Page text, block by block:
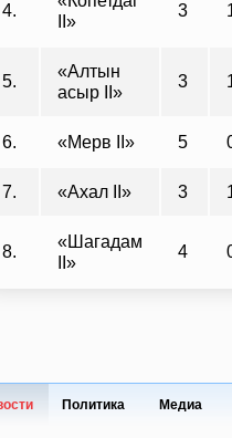
4.
II»
3
5.
«Алтын
асыр II»
3
6. «Мерв II» 5
7. «Ахал II» 3
8.
«Шагадам
II»
4
Политика Медиа